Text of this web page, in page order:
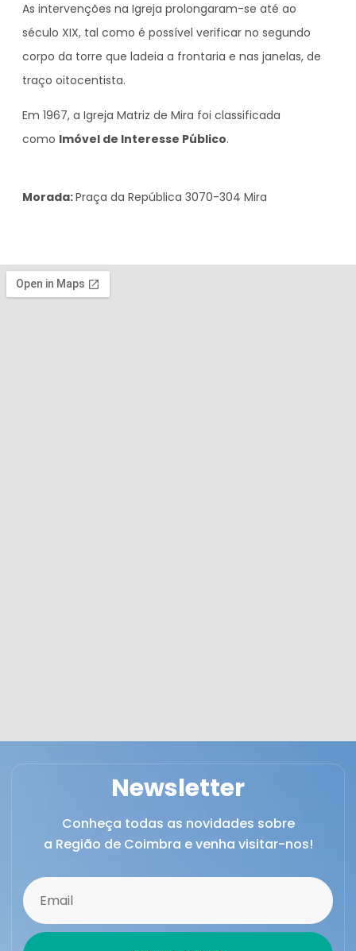
As intervenções na Igreja prolongaram-se até ao
século XIX, tal como é possível verificar no segundo
corpo da torre que ladeia a frontaria e nas janelas, de
traço oitocentista.
Em 1967, a Igreja Matriz de Mira foi classificada
como Imóvel de Interesse Público.
Morada:Praça da República 3070-304 Mira
Newsletter
Conheça todas as novidades sobre
a Região de Coimbra e venha visitar-nos!